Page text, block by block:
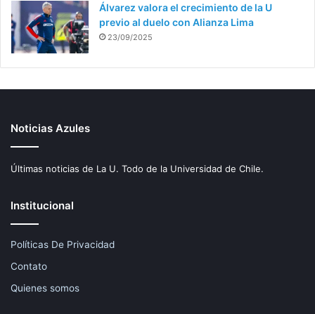
Álvarez valora el crecimiento de la U
previo al duelo con Alianza Lima
23/09/2025
Noticias Azules
Últimas noticias de La U. Todo de la Universidad de Chile.
Institucional
Políticas De Privacidad
Contato
Quienes somos